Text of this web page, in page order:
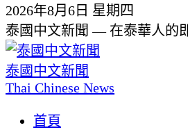
2026年8月6日 星期四
泰國中文新聞 — 在泰華人的
泰國中文新聞
Thai Chinese News
首頁